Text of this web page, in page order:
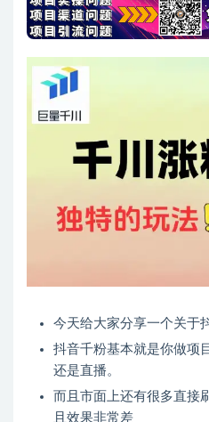
今天给大家分享一个关于
抖音千粉基本就是你做项
还是直播。
而且市面上还有很多直接
且效果非常差